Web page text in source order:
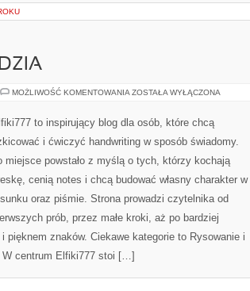
MOŻLIWOŚĆ KOMENTOWANIA MATERIAŁY
ZOSTAŁA WYŁĄCZONA
to inspirujący blog dla osób, które chcą
i ćwiczyć handwriting w sposób świadomy.
miejsce powstało z myślą o tych, którzy kochają
cenią notes i chcą budować własny charakter w
oraz piśmie. Strona prowadzi czytelnika od
prób, przez małe kroki, aż po bardziej
znaków. Ciekawe kategorie to Rysowanie i
W centrum Elfiki777 stoi […]